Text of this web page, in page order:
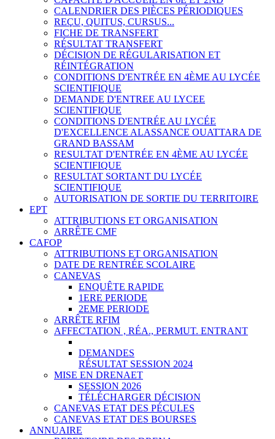
CALENDRIER DES PIÈCES PÉRIODIQUES
REÇU, QUITUS, CURSUS...
FICHE DE TRANSFERT
RÉSULTAT TRANSFERT
DÉCISION DE RÉGULARISATION ET
RÉINTÉGRATION
CONDITIONS D'ENTRÉE EN 4ÈME AU LYCÉE
SCIENTIFIQUE
DEMANDE D'ENTREE AU LYCEE
SCIENTIFIQUE
CONDITIONS D'ENTRÉE AU LYCÉE
D'EXCELLENCE ALASSANCE OUATTARA DE
GRAND BASSAM
RESULTAT D'ENTRÉE EN 4ÈME AU LYCÉE
SCIENTIFIQUE
RESULTAT SORTANT DU LYCÉE
SCIENTIFIQUE
AUTORISATION DE SORTIE DU TERRITOIRE
EPT
ATTRIBUTIONS ET ORGANISATION
ARRÊTE CMF
CAFOP
ATTRIBUTIONS ET ORGANISATION
DATE DE RENTRÉE SCOLAIRE
CANEVAS
ENQUÊTE RAPIDE
1ERE PERIODE
2EME PERIODE
ARRÊTE RFIM
AFFECTATION , RÉA., PERMUT. ENTRANT
DEMANDES
RÉSULTAT SESSION 2024
MISE EN DRENAET
SESSION 2026
TÉLÉCHARGER DÉCISION
CANEVAS ETAT DES PÉCULES
CANEVAS ETAT DES BOURSES
ANNUAIRE